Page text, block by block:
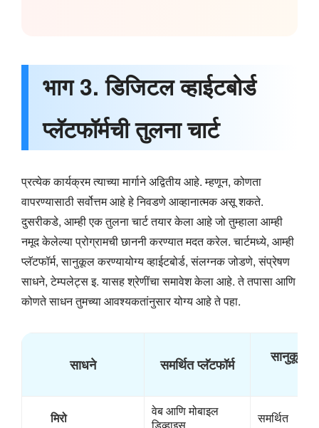
भाग 3. डिजिटल व्हाईटबोर्ड
प्लॅटफॉर्मची तुलना चार्ट
प्रत्येक कार्यक्रम त्याच्या मार्गाने अद्वितीय आहे. म्हणून, कोणता
वापरण्यासाठी सर्वोत्तम आहे हे निवडणे आव्हानात्मक असू शकते.
दुसरीकडे, आम्ही एक तुलना चार्ट तयार केला आहे जो तुम्हाला आम्ही
नमूद केलेल्या प्रोग्रामची छाननी करण्यात मदत करेल. चार्टमध्ये, आम्ही
प्लॅटफॉर्म, सानुकूल करण्यायोग्य व्हाईटबोर्ड, संलग्नक जोडणे, संप्रेषण
साधने, टेम्पलेट्स इ. यासह श्रेणींचा समावेश केला आहे. ते तपासा आणि
कोणते साधन तुमच्या आवश्यकतांनुसार योग्य आहे ते पहा.
साधने समर्थित प्लॅटफॉर्म
सानुकूल
मिरो
वेब आणि मोबाइल
डिव्हाइस
समर्थित